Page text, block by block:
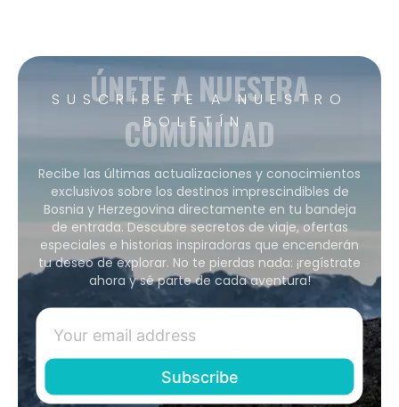
SUSCRÍBETE A NUESTRO
BOLETÍN.
ÚNETE A NUESTRA
COMUNIDAD
Recibe las últimas actualizaciones y conocimientos
exclusivos sobre los destinos imprescindibles de
Bosnia y Herzegovina directamente en tu bandeja
de entrada. Descubre secretos de viaje, ofertas
especiales e historias inspiradoras que encenderán
tu deseo de explorar. No te pierdas nada: ¡regístrate
ahora y sé parte de cada aventura!